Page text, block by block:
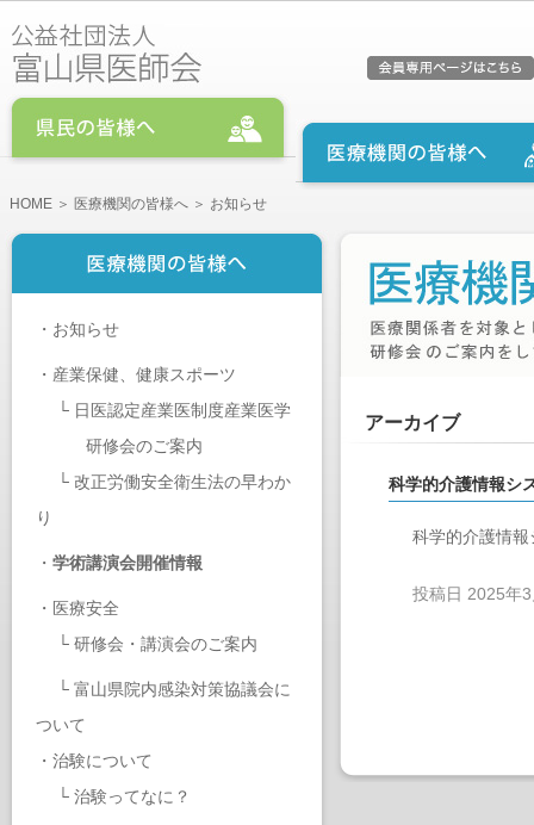
HOME ＞ 医療機関の皆様へ ＞ お知らせ
・ お知らせ
・ 産業保健、健康スポーツ
└ 日医認定産業医制度産業医学
研修会のご案内
└ 改正労働安全衛生法の早わか
り
・ 学術講演会開催情報
・ 医療安全
└ 研修会・講演会のご案内
└ 富山県院内感染対策協議会に
ついて
・ 治験について
└ 治験ってなに？
アーカイブ
科学的介護情報シ
科学的介護情
投稿日 2025年